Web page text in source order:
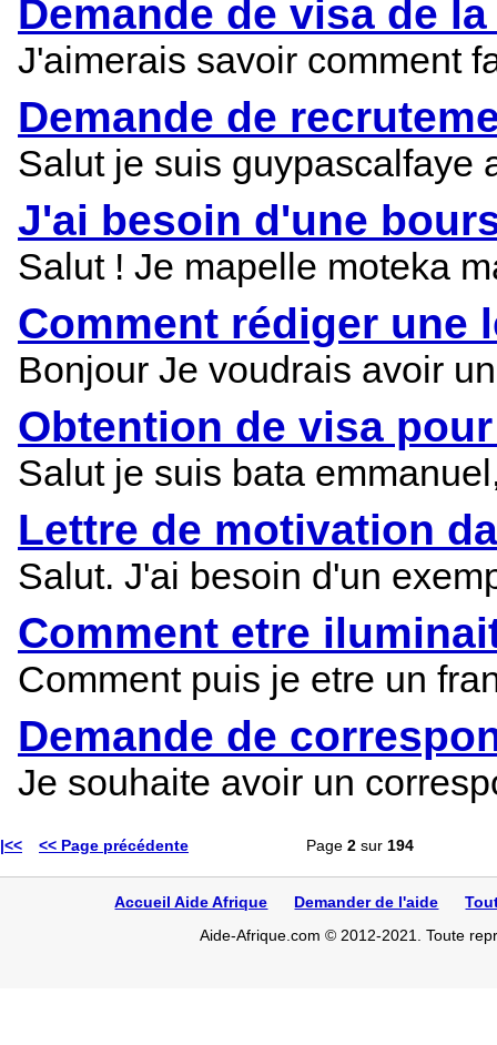
Demande de visa de
J'aimerais savoir comment
Demande de
Salut je suis guypascalfaye
J'ai besoin d'une
Salut ! Je mapelle moteka
Comment rédiger une
Bonjour Je voudrais avoir
Obtention de visa
Salut je suis bata
Lettre de motivation
Salut. J'ai besoin d'un
Comment etre
Comment puis je etre un
Demande de
Je souhaite avoir un
|<< << Page précédente Page2 sur 194
Accueil Aide Afrique Demander de l'aide
Aide-Afrique.com © 2012-2021. Toute